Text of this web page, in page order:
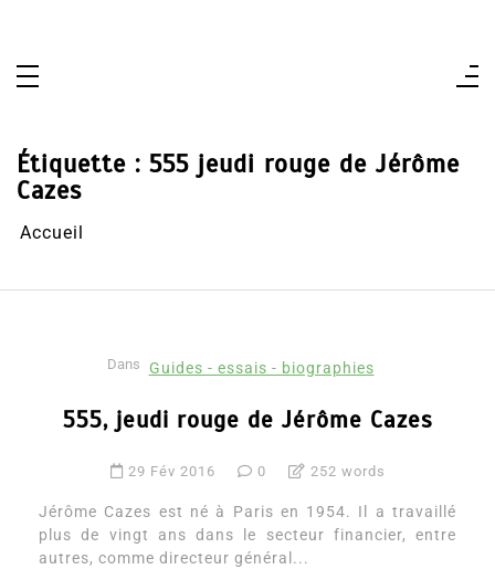
Étiquette : 555 jeudi rouge de Jérôme
Cazes
Accueil
Dans Guides - essais - biographies
555, jeudi rouge de Jérôme Cazes
29 Fév 2016 0 252 words
Jérôme Cazes est né à Paris en 1954. Il a travaillé
plus de vingt ans dans le secteur financier, entre
autres, comme directeur général...